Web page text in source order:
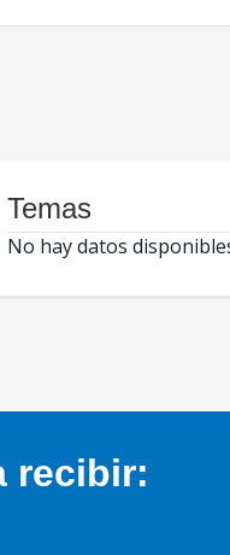
Temas
No hay datos
recibir: